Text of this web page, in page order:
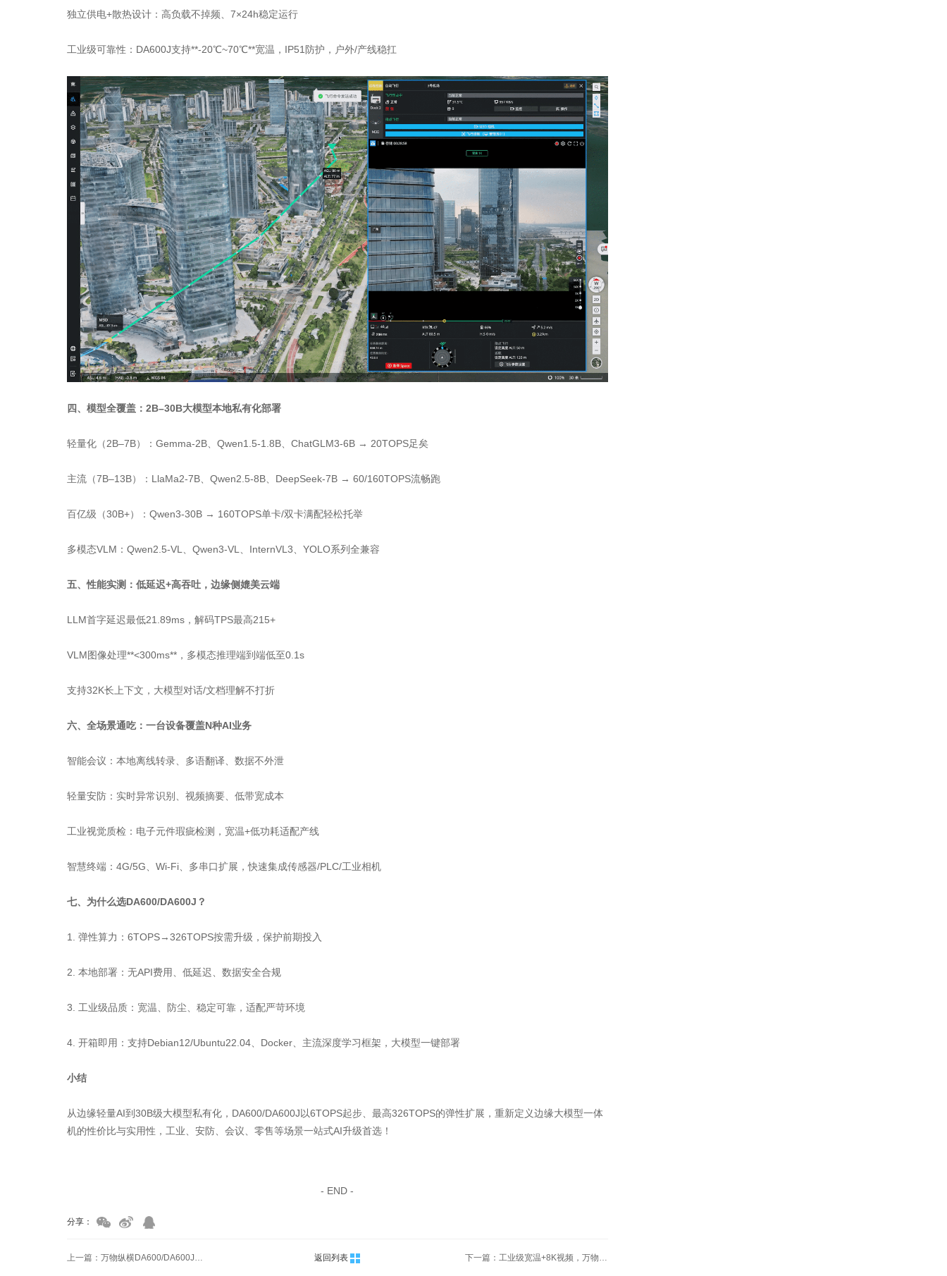
独立供电+散热设计：高负载不掉频、7×24h稳定运行
工业级可靠性：DA600J支持**-20℃~70℃**宽温，IP51防护，户外/产线稳扛
四、模型全覆盖：2B–30B大模型本地私有化部署
轻量化（2B–7B）：Gemma-2B、Qwen1.5-1.8B、ChatGLM3-6B → 20TOPS足矣
主流（7B–13B）：LlaMa2-7B、Qwen2.5-8B、DeepSeek-7B → 60/160TOPS流畅跑
百亿级（30B+）：Qwen3-30B → 160TOPS单卡/双卡满配轻松托举
多模态VLM：Qwen2.5-VL、Qwen3-VL、InternVL3、YOLO系列全兼容
五、性能实测：低延迟+高吞吐，边缘侧媲美云端
LLM首字延迟最低21.89ms，解码TPS最高215+
VLM图像处理**<300ms**，多模态推理端到端低至0.1s
支持32K长上下文，大模型对话/文档理解不打折
六、全场景通吃：一台设备覆盖N种AI业务
智能会议：本地离线转录、多语翻译、数据不外泄
轻量安防：实时异常识别、视频摘要、低带宽成本
工业视觉质检：电子元件瑕疵检测，宽温+低功耗适配产线
智慧终端：4G/5G、Wi-Fi、多串口扩展，快速集成传感器/PLC/工业相机
七、为什么选DA600/DA600J？
1. 弹性算力：6TOPS→326TOPS按需升级，保护前期投入
2. 本地部署：无API费用、低延迟、数据安全合规
3. 工业级品质：宽温、防尘、稳定可靠，适配严苛环境
4. 开箱即用：支持Debian12/Ubuntu22.04、Docker、主流深度学习框架，大模型一键部署
小结
从边缘轻量AI到30B级大模型私有化，DA600/DA600J以6TOPS起步、最高326TOPS的弹性扩展，重新定义边缘大模型一体
机的性价比与实用性，工业、安防、会议、零售等场景一站式AI升级首选！
- END -
分享：
返回列表